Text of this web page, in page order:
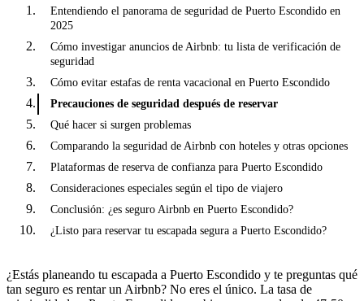
Entendiendo el panorama de seguridad de Puerto Escondido en
2025
Cómo investigar anuncios de Airbnb: tu lista de verificación de
seguridad
Cómo evitar estafas de renta vacacional en Puerto Escondido
Precauciones de seguridad después de reservar
Qué hacer si surgen problemas
Comparando la seguridad de Airbnb con hoteles y otras opciones
Plataformas de reserva de confianza para Puerto Escondido
Consideraciones especiales según el tipo de viajero
Conclusión: ¿es seguro Airbnb en Puerto Escondido?
¿Listo para reservar tu escapada segura a Puerto Escondido?
¿Estás planeando tu escapada a Puerto Escondido y te preguntas qué
tan seguro es rentar un Airbnb? No eres el único. La tasa de